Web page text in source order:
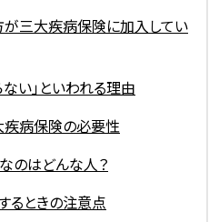
が三大疾病保険に加入してい
い」といわれる理由
疾病保険の必要性
のはどんな人？
るときの注意点